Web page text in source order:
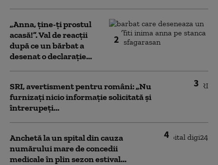
2
„Anna, ţine-ţi prostul
acasă!”. Val de reacții
după ce un bărbat a
desenat o declarație...
3
SRI, avertisment pentru români: „Nu
furnizați nicio informație solicitată și
întrerupeți...
4
Anchetă la un spital din cauza
numărului mare de concedii
medicale în plin sezon estival...